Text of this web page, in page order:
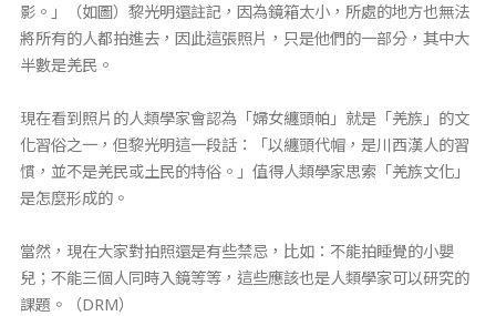
影。」（如圖）黎光明還註記，因為鏡箱太小，所處的地方也無法
將所有的人都拍進去，因此這張照片，只是他們的一部分，其中大
半數是羌民。
現在看到照片的人類學家會認為「婦女纏頭帕」就是「羌族」的文
化習俗之一，但黎光明這一段話：「以纏頭代帽，是川西漢人的習
慣，並不是羌民或土民的特俗。」值得人類學家思索「羌族文化」
是怎麼形成的。
當然，現在大家對拍照還是有些禁忌，比如：不能拍睡覺的小嬰
兒；不能三個人同時入鏡等等，這些應該也是人類學家可以研究的
課題。（DRM）